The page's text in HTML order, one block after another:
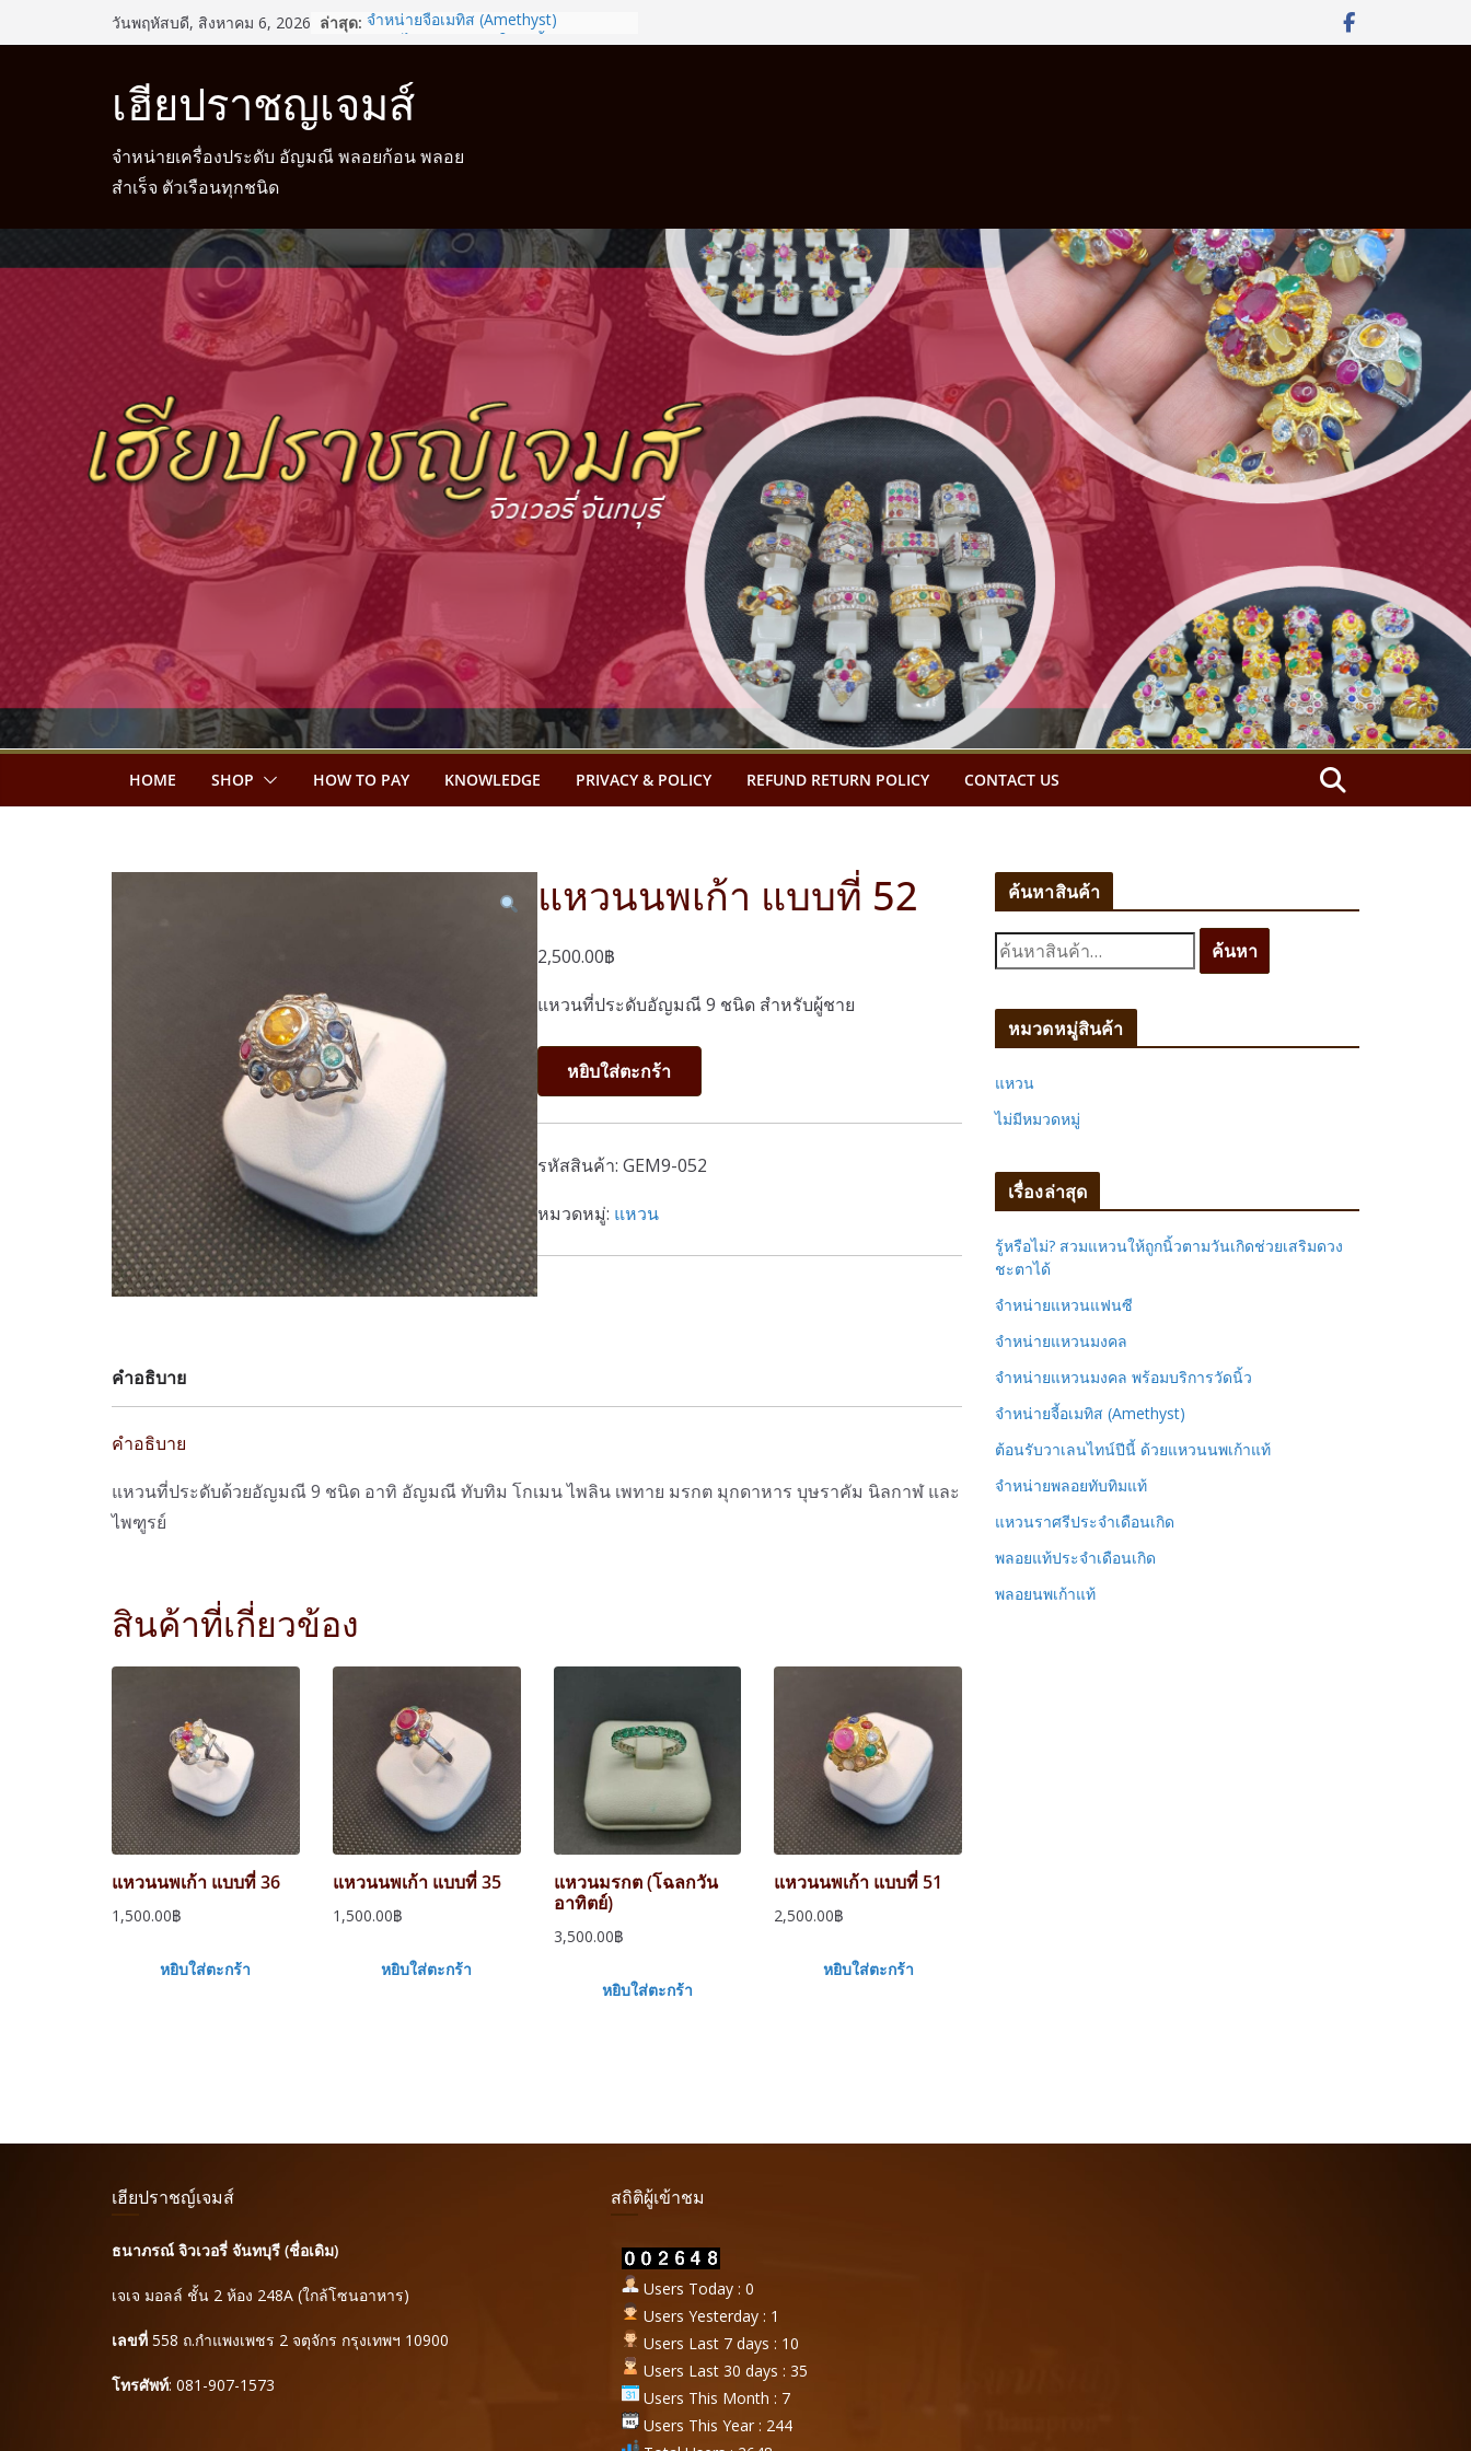
to
วันพฤหัสบดี, สิงหาคม 6, 2026 ล่าสุด: จำหน่ายจี้อเมทิส (Amethyst)
รู้หรือไม่? สวมแหวนให้ถูกนิ้วตามวันเกิด
จำหน่ายแหวนแฟนซี
จำหน่ายแหวนมงคล
เฮียปราชญเจมส์
จำหน่ายเครื่องประดับ อัญมณี พลอยก้อน พลอย
สำเร็จ ตัวเรือนทุกชนิด
HOME SHOP HOW TO PAY KNOWLEDGE PRIVACY & POLICY REFUND RETURN POLICY CONTACT US
แหวนนพเก้า แบบที่ 52
2,500.00฿
แหวนที่ประดับอัญมณี 9 ชนิด สำหรับผู้ชาย
จำนวน
แหวน
นพเก้า
แบบ
ที่
52
ชิ้น
หยิบใส่ตะกร้า
รหัสสินค้า: GEM9-052
หมวดหมู่: แหวน
คำอธิบาย
คำอธิบาย
แหวนที่ประดับด้วยอัญมณี 9 ชนิด อาทิ อัญมณี ทับทิม โกเมน ไพลิน เพทาย มรกต มุกดาหาร บุษราคัม นิลกาฬ และ
ไพฑูรย์
สินค้าที่เกี่ยวข้อง
แหวนนพเก้า แบบที่ 36
1,500.00฿
หยิบใส่ตะกร้า
แหวนนพเก้า แบบที่ 35
1,500.00฿
หยิบใส่ตะกร้า
แหวนมรกต (โฉลกวัน
อาทิตย์)
3,500.00฿
หยิบใส่ตะกร้า
แหวนนพเก้า แบบที่ 51
2,500.00฿
หยิบใส่ตะกร้า
ค้นหาสินค้า
ค้
น
:
ค้นหา
หมวดหมู่สินค้า
แหวน
ไม่มีหมวดหมู่
เรื่องล่าสุด
รู้หรือไม่? สวมแหวนให้ถูกนิ้วตามวันเกิดช่วยเสริมดวง
ชะตาได้
จำหน่ายแหวนแฟนซี
จำหน่ายแหวนมงคล
จำหน่ายแหวนมงคล พร้อมบริการวัดนิ้ว
จำหน่ายจี้อเมทิส (Amethyst)
ต้อนรับวาเลนไทน์ปีนี้ ด้วยแหวนนพเก้าแท้
จำหน่ายพลอยทับทิมแท้
แหวนราศรีประจำเดือนเกิด
พลอยแท้ประจำเดือนเกิด
พลอยนพเก้าแท้
เฮียปราชญ์เจมส์
ธนาภรณ์ จิวเวอรี่ จันทบุรี (ชื่อเดิม)
เจเจ มอลล์ ชั้น 2 ห้อง 248A (ใกล้โซนอาหาร)
เลขที่ 558 ถ.กำแพงเพชร 2 จตุจักร กรุงเทพฯ 10900
โทรศัพท์: 081-907-1573
สถิติผู้เข้าชม
Users Today : 0
Users Yesterday : 1
Users Last 7 days : 10
Users Last 30 days : 35
Users This Month : 7
Users This Year : 244